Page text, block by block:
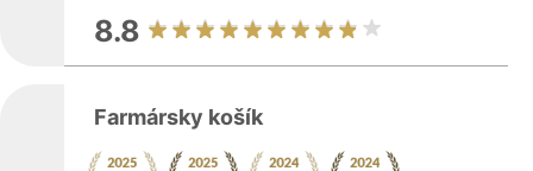
8.8
Farmársky košík